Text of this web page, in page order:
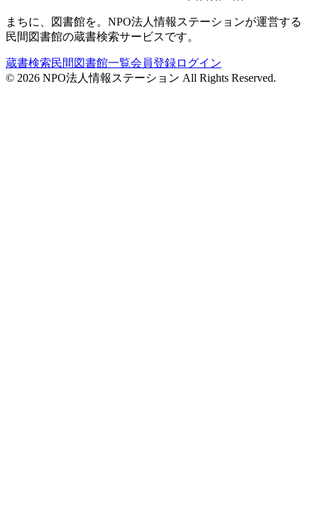
まちに、図書館を。NPO法人情報ステーションが運営する
民間図書館の蔵書検索サービスです。
蔵書検索民間図書館一覧会員登録ログイン
© 2026 NPO法人情報ステーション All Rights Reserved.